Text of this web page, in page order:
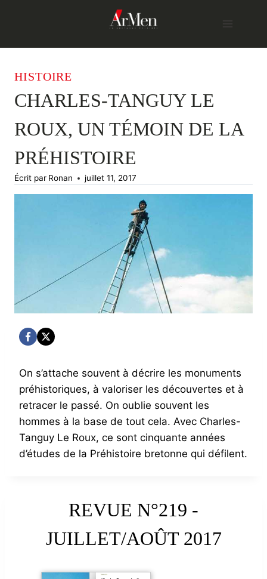
HISTOIRE
CHARLES-TANGUY LE
ROUX, UN TÉMOIN DE LA
PRÉHISTOIRE
Écrit par Ronan juillet 11, 2017
On s’attache souvent à décrire les monuments
préhistoriques, à valoriser les découvertes et à
retracer le passé. On oublie souvent les
hommes à la base de tout cela. Avec Charles-
Tanguy Le Roux, ce sont cinquante années
d’études de la Préhistoire bretonne qui défilent.
REVUE N°219 -
JUILLET/AOÛT 2017